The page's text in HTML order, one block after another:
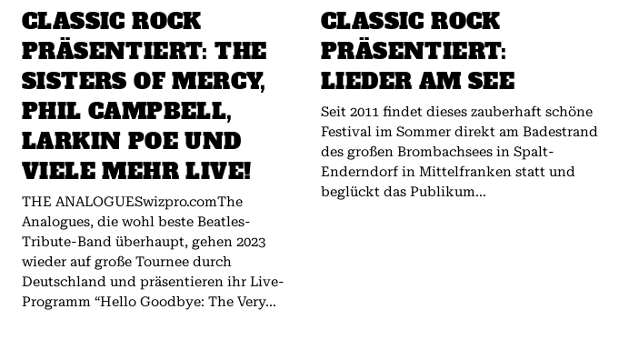
CLASSIC ROCK
PRÄSENTIERT: THE
SISTERS OF MERCY,
PHIL CAMPBELL,
LARKIN POE UND
VIELE MEHR LIVE!
THE ANALOGUESwizpro.comThe
Analogues, die wohl beste Beatles-
Tribute-Band überhaupt, gehen 2023
wieder auf große Tournee durch
Deutschland und präsentieren ihr Live-
Programm “Hello Goodbye: The Very...
CLASSIC ROCK
PRÄSENTIERT:
LIEDER AM SEE
Seit 2011 findet dieses zauberhaft schöne
Festival im Sommer direkt am Badestrand
des großen Brombachsees in Spalt-
Enderndorf in Mittelfranken statt und
beglückt das Publikum...